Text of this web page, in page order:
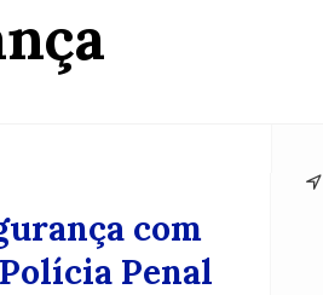
com
Penal